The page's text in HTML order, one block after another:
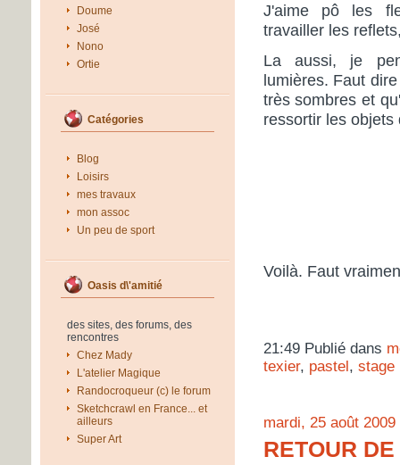
Doume
José
Nono
Ortie
Catégories
Blog
Loisirs
mes travaux
mon assoc
Un peu de sport
Oasis d\'amitié
des sites, des forums, des
rencontres
Chez Mady
L'atelier Magique
Randocroqueur (c) le forum
Sketchcrawl en France... et
ailleurs
Super Art
J'aime pô les
travailler les
La aussi, je
lumières. Faut
très sombres et
ressortir les
Voilà. Faut
21:49 Publié dans
texier, pastel, stage
mardi, 25 août 2009
RETOUR